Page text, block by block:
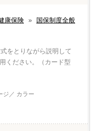
康保険 » 国保制度全般
をとりながら説明して
ください。（カード型
ジ／ カラー